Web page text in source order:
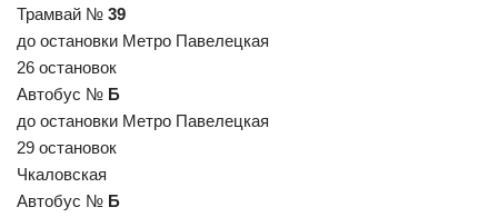
Трамвай № 39
до остановки Метро Павелецкая
26 остановок
Автобус № Б
до остановки Метро Павелецкая
29 остановок
Чкаловская
Автобус № Б